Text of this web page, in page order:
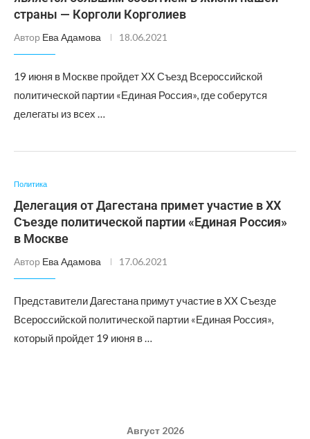
страны — Корголи Корголиев
Автор Ева Адамова 18.06.2021
19 июня в Москве пройдет XX Съезд Всероссийской
политической партии «Единая Россия», где соберутся
делегаты из всех …
Политика
Делегация от Дагестана примет участие в XX
Съезде политической партии «Единая Россия»
в Москве
Автор Ева Адамова 17.06.2021
Представители Дагестана примут участие в XX Съезде
Всероссийской политической партии «Единая Россия»,
который пройдет 19 июня в …
Август 2026